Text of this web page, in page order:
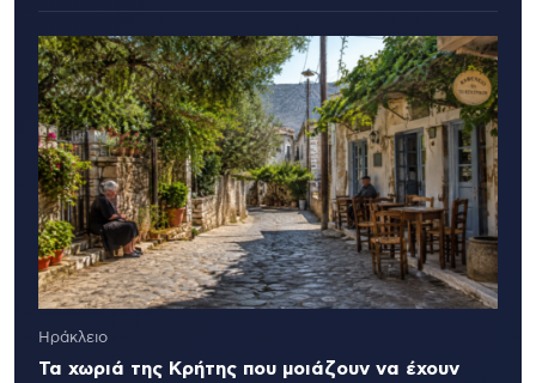
Ηράκλειο
Τα χωριά της Κρήτης που μοιάζουν να έχουν